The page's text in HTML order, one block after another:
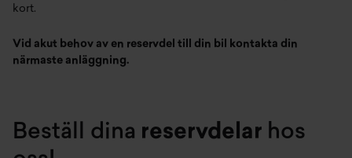
Att köpa reservdelar i Jönköping via Holmgrens Bil innebär
arbetar vi med originaldelar och tillbehör rekommenderade av
tillverkaren. Våra tekniker har djup kunskap om de varumärken
Vanliga frågor om bildelar i
Jönköping
kort.
Vid akut behov av en reservdel till din bil kontakta din
närmaste anläggning.
Beställ dina reservdelar hos